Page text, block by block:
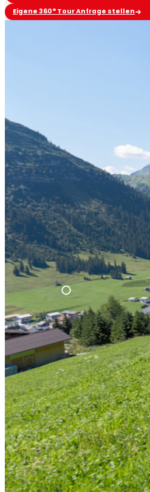
Eigene 360° Tour Anfrage stellen